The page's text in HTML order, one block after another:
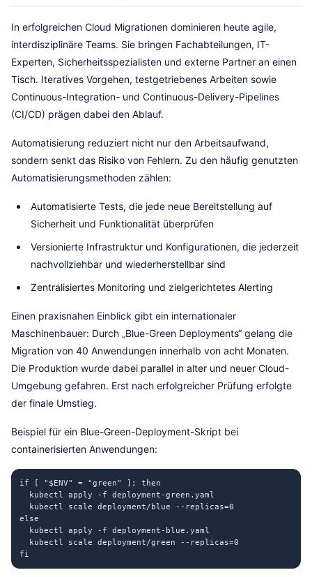
In erfolgreichen Cloud Migrationen dominieren heute agile,
interdisziplinäre Teams. Sie bringen Fachabteilungen, IT-
Experten, Sicherheitsspezialisten und externe Partner an einen
Tisch. Iteratives Vorgehen, testgetriebenes Arbeiten sowie
Continuous-Integration- und Continuous-Delivery-Pipelines
(CI/CD) prägen dabei den Ablauf.
Automatisierung reduziert nicht nur den Arbeitsaufwand,
sondern senkt das Risiko von Fehlern. Zu den häufig genutzten
Automatisierungsmethoden zählen:
Automatisierte Tests, die jede neue Bereitstellung auf
Sicherheit und Funktionalität überprüfen
Versionierte Infrastruktur und Konfigurationen, die jederzeit
nachvollziehbar und wiederherstellbar sind
Zentralisiertes Monitoring und zielgerichtetes Alerting
Einen praxisnahen Einblick gibt ein internationaler
Maschinenbauer: Durch „Blue-Green Deployments“ gelang die
Migration von 40 Anwendungen innerhalb von acht Monaten.
Die Produktion wurde dabei parallel in alter und neuer Cloud-
Umgebung gefahren. Erst nach erfolgreicher Prüfung erfolgte
der finale Umstieg.
Beispiel für ein Blue-Green-Deployment-Skript bei
containerisierten Anwendungen:
if [ "$ENV" = "green" ]; then
  kubectl apply -f deployment-green.yaml
  kubectl scale deployment/blue --replicas=0
else
  kubectl apply -f deployment-blue.yaml
  kubectl scale deployment/green --replicas=0